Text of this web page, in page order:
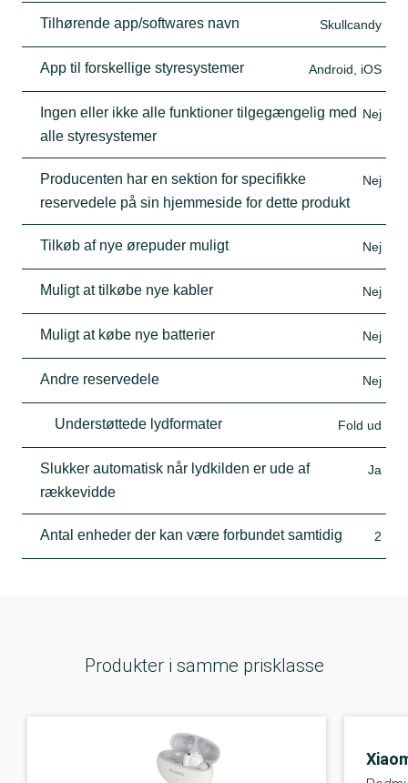
Tilhørende app/softwares navn Skullcandy
App til forskellige styresystemer Android, iOS
Ingen eller ikke alle funktioner tilgegængelig med
alle styresystemer
Nej
Producenten har en sektion for specifikke
reservedele på sin hjemmeside for dette produkt
Nej
Tilkøb af nye ørepuder muligt Nej
Muligt at tilkøbe nye kabler Nej
Muligt at købe nye batterier Nej
Andre reservedele Nej
Understøttede lydformater Fold ud
Slukker automatisk når lydkilden er ude af
rækkevidde
Ja
Antal enheder der kan være forbundet samtidig 2
Produkter i samme prisklasse